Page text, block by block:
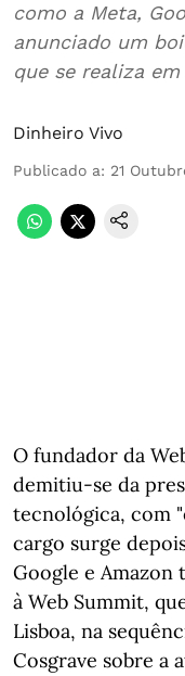
como a Meta,
anunciado um
que se realiza
Dinheiro Vivo
Publicado a: 21
O fundador da
demitiu-se da
tecnológica, com
cargo surge
Google e Amazon
à Web Summit,
Lisboa, na
Cosgrave sobre a